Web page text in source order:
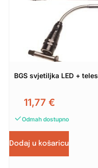
BGS svjetiljka LED +
11,77 €
Odmah dostupno
Dodaj u košaricu